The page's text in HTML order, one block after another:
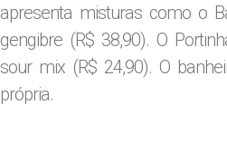
apresenta misturas como o
gengibre (R$ 38,90). O
sour mix (R$ 24,90). O
própria.